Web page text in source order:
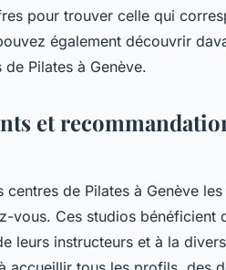
pour trouver celle qui
également découvrir
Pilates à Genève.
et
centres de Pilates à Genève
vous. Ces studios bénéficient
leurs instructeurs et à la